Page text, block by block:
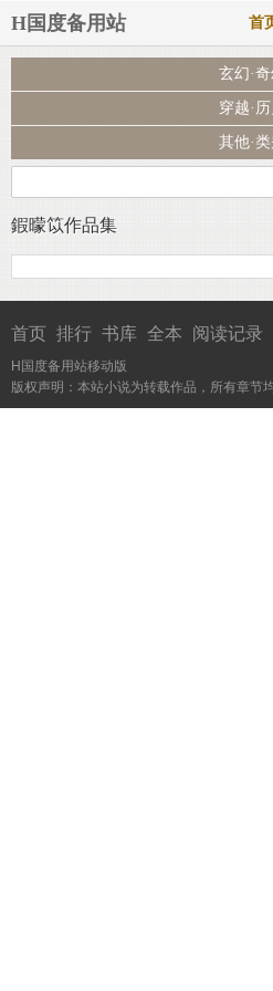
H国度备用站 首
玄幻·奇
穿越·历
其他·类
鍜曚笖作品集
首页 排行 书库 全本 阅读记录
H国度备用站移动版
版权声明：本站小说为转载作品，所有章节